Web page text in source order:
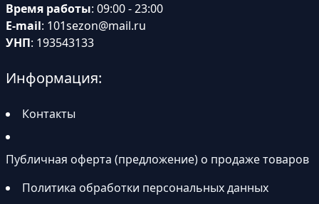
Время работы: 09:00 - 23:00
E-mail: 101sezon@mail.ru
УНП: 193543133
Информация:
Контакты
Публичная оферта (предложение) о продаже товаров
Политика обработки персональных данных